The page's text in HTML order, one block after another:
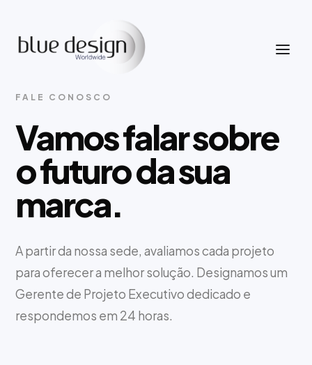
FALE CONOSCO
Vamos falar sobre
o futuro da sua
marca.
A partir da nossa sede, avaliamos cada projeto
para oferecer a melhor solução. Designamos um
Gerente de Projeto Executivo dedicado e
respondemos em 24 horas.